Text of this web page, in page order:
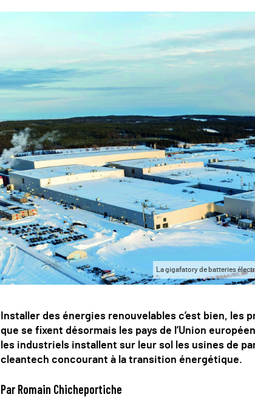
La gigafatory de batteries
Installer des énergies renouvelables c’est bien, les
que se fixent désormais les pays de l’Union
les industriels installent sur leur sol les usines de
cleantech concourant à la transition énergétique.
Par Romain Chicheportiche